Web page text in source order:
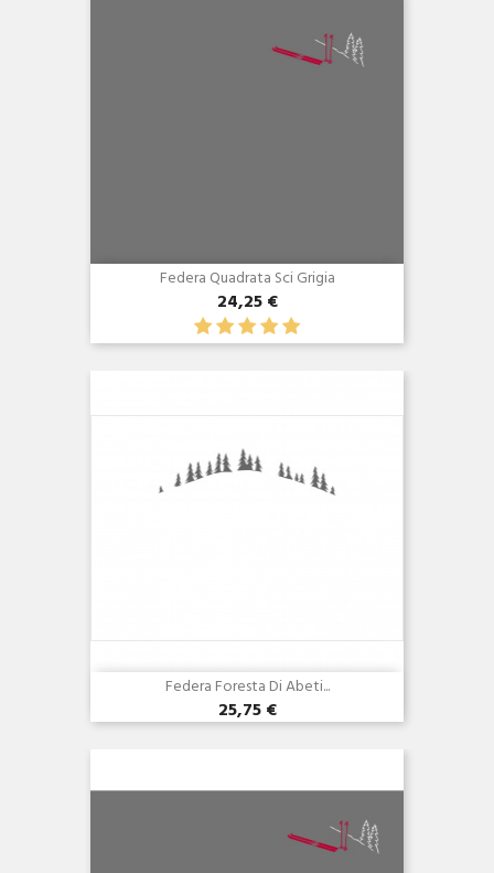
Federa Quadrata Sci Grigia
24,25 €
Anteprima
Federa Foresta Di Abeti...
25,75 €
Anteprima